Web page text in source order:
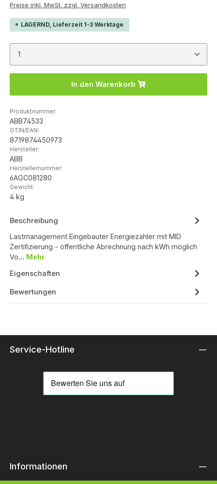
Preise inkl. MwSt. zzgl. Versandkosten
LAGERND, Lieferzeit 1-3 Werktage
Produkt Anzahl: Gib den gewünschten Wert ein
In den Warenkorb
Produktnummer:
ABB74533
GTIN/EAN:
8719874450973
Hersteller:
ABB
Herstellernummer:
6AGC081280
Gewicht:
4 kg
Beschreibung
Lastmanagement Eingebauter Energiezähler mit MID
Zertifizierung - öffentliche Abrechnung nach kWh möglich
Vo… Mehr
Eigenschaften
Bewertungen
Service-Hotline
Informationen